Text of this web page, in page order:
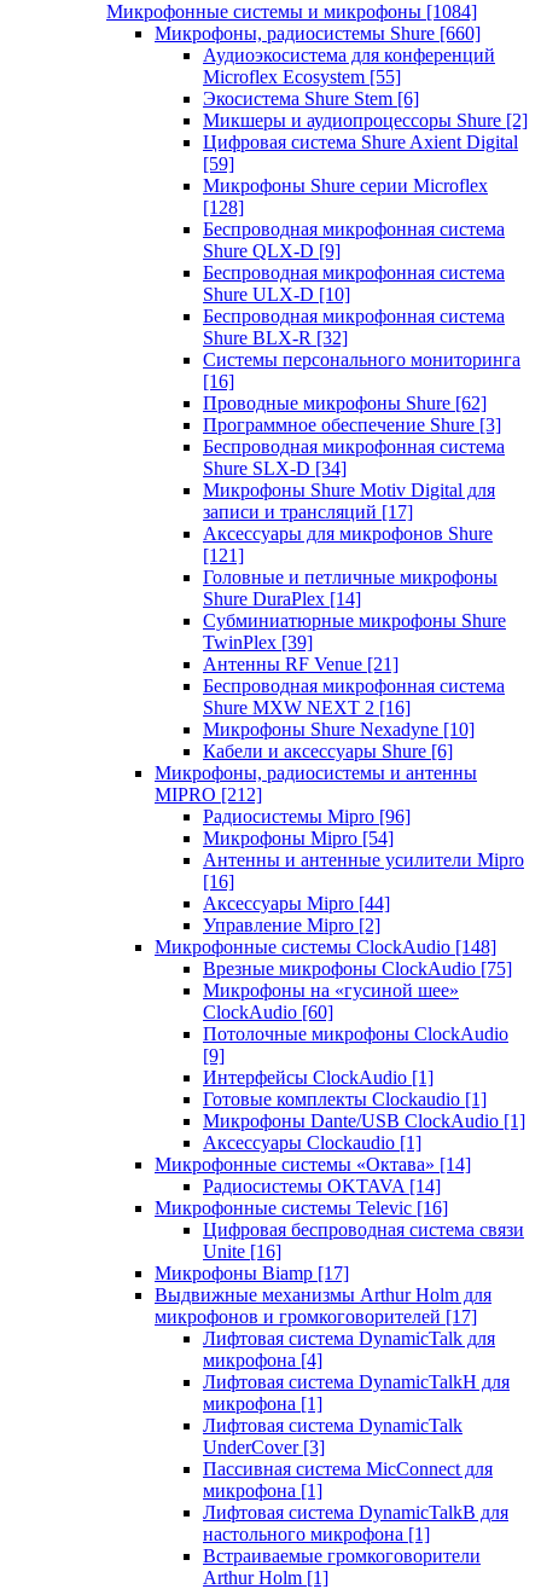
Микрофонные системы и микрофоны [1084]
Микрофоны, радиосистемы Shure [660]
Аудиоэкосистема для конференций
Microflex Ecosystem [55]
Экосистема Shure Stem [6]
Микшеры и аудиопроцессоры Shure [2]
Цифровая система Shure Axient Digital
[59]
Микрофоны Shure серии Microflex
[128]
Беспроводная микрофонная система
Shure QLX-D [9]
Беспроводная микрофонная система
Shure ULX-D [10]
Беспроводная микрофонная система
Shure BLX-R [32]
Системы персонального мониторинга
[16]
Проводные микрофоны Shure [62]
Программное обеспечение Shure [3]
Беспроводная микрофонная система
Shure SLX-D [34]
Микрофоны Shure Motiv Digital для
записи и трансляций [17]
Аксессуары для микрофонов Shure
[121]
Головные и петличные микрофоны
Shure DuraPlex [14]
Субминиатюрные микрофоны Shure
TwinPlex [39]
Антенны RF Venue [21]
Беспроводная микрофонная система
Shure MXW NEXT 2 [16]
Микрофоны Shure Nexadyne [10]
Кабели и аксессуары Shure [6]
Микрофоны, радиосистемы и антенны
MIPRO [212]
Радиосистемы Mipro [96]
Микрофоны Mipro [54]
Антенны и антенные усилители Mipro
[16]
Аксессуары Mipro [44]
Управление Mipro [2]
Микрофонные системы ClockAudio [148]
Врезные микрофоны ClockAudio [75]
Микрофоны на «гусиной шее»
ClockAudio [60]
Потолочные микрофоны ClockAudio
[9]
Интерфейсы ClockAudio [1]
Готовые комплекты Clockaudio [1]
Микрофоны Dante/USB ClockAudio [1]
Аксессуары Clockaudio [1]
Микрофонные системы «Октава» [14]
Радиосистемы OKTAVA [14]
Микрофонные системы Televic [16]
Цифровая беспроводная система связи
Unite [16]
Микрофоны Biamp [17]
Выдвижные механизмы Arthur Holm для
микрофонов и громкоговорителей [17]
Лифтовая система DynamicTalk для
микрофона [4]
Лифтовая система DynamicTalkH для
микрофона [1]
Лифтовая система DynamicTalk
UnderCover [3]
Пассивная система MicConnect для
микрофона [1]
Лифтовая система DynamicTalkB для
настольного микрофона [1]
Встраиваемые громкоговорители
Arthur Holm [1]